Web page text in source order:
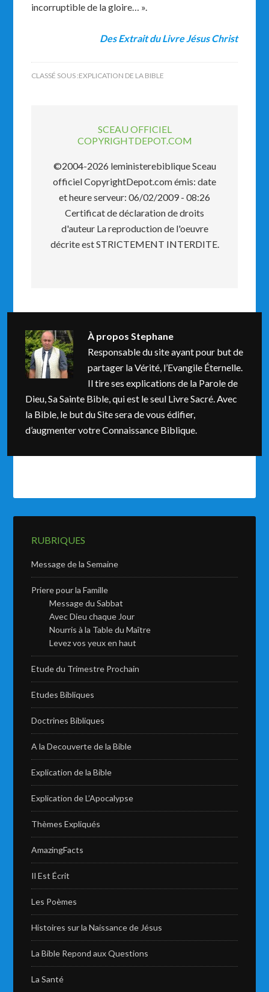
incorruptible de la gloire… ».
Des Extrait du Livre Jésus Christ
CLASSÉ SOUS :EXPLICATION DE LA BIBLE
SCEAU OFFICIEL
COPYRIGHTDEPOT.COM
©2004-2026 leministerebiblique Sceau
officiel CopyrightDepot.com émis: date
et heure serveur: 06/02/2009 - 08:26
Certificat de déclaration de droits
d'auteur La reproduction de l'oeuvre
décrite est STRICTEMENT INTERDITE.
À proposStephane
Responsable du site ayant pour but de
partager la Vérité, l’Evangile Éternelle.
Il tire ses explications de la Parole de
Dieu, Sa Sainte Bible, qui est le seul Livre Sacré. Avec
la Bible, le but du Site sera de vous édifier,
d’augmenter votre Connaissance Biblique.
RUBRIQUES
Message de la Semaine
Priere pour la Famille
Message du Sabbat
Avec Dieu chaque Jour
Nourris à la Table du Maître
Levez vos yeux en haut
Etude du Trimestre Prochain
Etudes Bibliques
Doctrines Bibliques
A la Decouverte de la Bible
Explication de la Bible
Explication de L’Apocalypse
Thèmes Expliqués
AmazingFacts
Il Est Écrit
Les Poèmes
Histoires sur la Naissance de Jésus
La Bible Repond aux Questions
La Santé